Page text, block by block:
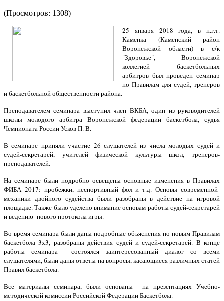
(Просмотров: 1308)
25 января 2018 года, в п.г.т.
Каменка (Каменский район
Воронежской области) в с/к
"Здоровье", Воронежской
коллегией баскетбольных
арбитров был проведен семинар
по Правилам для судей, тренеров
и баскетбольной общественности района.
Преподавателем семинара выступил член ВКБА, один из руководителей
школы молодого арбитра Воронежской федерации баскетбола, судья
Чемпионата России Усков П. В.
В семинаре приняли участие 26 слушателей из числа молодых судей и
судей-секретарей, учителей физической культуры школ, тренеров-
преподавателей.
На семинаре были подробно освещены основные изменения в Правилах
ФИБА 2017: пробежки, неспортивный фол и т.д. Основы современной
механики двойного судейства были разобраны в действие на игровой
площадке. Также было уделено внимание основам работы судей-секретарей
и ведению нового протокола игры.
Во время семинара были даны подробные объяснения по новым Правилам
баскетбола 3х3, разобраны действия судей и судей-секретарей. В конце
работы семинара состоялся заинтересованный диалог со всеми
слушателями, были даны ответы на вопросы, касающиеся различных статей
Правил баскетбола.
Все материалы семинара, были основаны на презентациях Учебно-
методической комиссии Российской Федерации Баскетбола.